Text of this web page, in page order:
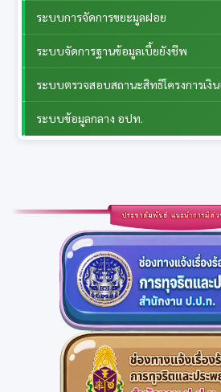
ระบบการจัดการขยะมูลฝอย
ระบบจัดการฐานข้อมูลเบี้ยยังชีพ
ระบบตรวจสอบสถานะสิทธิโครงการเงิ
ระบบข้อมูลกลาง อปท.